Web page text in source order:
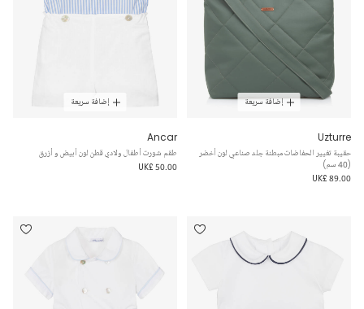
إضافة سريعة
Uzturre
حقيبة تغيير الحفاضات مبطنة جلد صناعي لون أخضر
(40 سم)
UK£ 89.00
إضافة سريعة
Ancar
طقم شورت أطفال ولادي قطن لون أبيض و أزرق
UK£ 50.00